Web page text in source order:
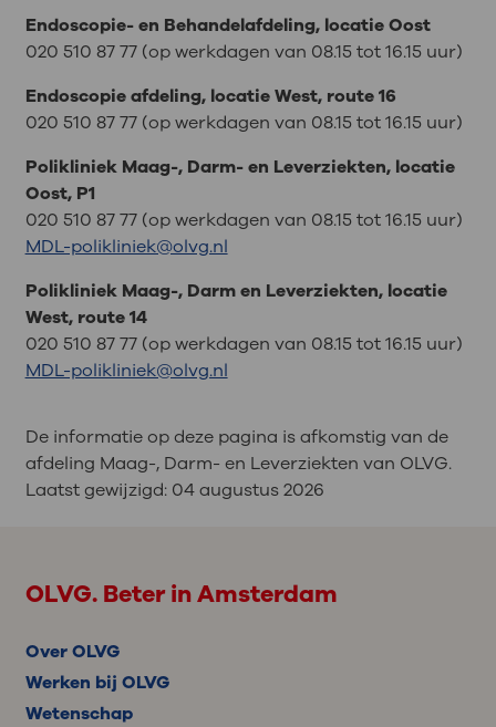
Endoscopie- en Behandelafdeling, locatie Oost
020 510 87 77 (op werkdagen van 08.15 tot 16.15 uur)
Endoscopie afdeling, locatie West, route 16
020 510 87 77 (op werkdagen van 08.15 tot 16.15 uur)
Polikliniek Maag-, Darm- en Leverziekten, locatie
Oost, P1
020 510 87 77 (op werkdagen van 08.15 tot 16.15 uur)
MDL-polikliniek@olvg.nl
Polikliniek Maag-, Darm en Leverziekten, locatie
West, route 14
020 510 87 77 (op werkdagen van 08.15 tot 16.15 uur)
MDL-polikliniek@olvg.nl
De informatie op deze pagina is afkomstig van de
afdeling Maag-, Darm- en Leverziekten van OLVG.
Laatst gewijzigd: 04 augustus 2026
OLVG. Beter in Amsterdam
Over OLVG
Werken bij OLVG
Wetenschap